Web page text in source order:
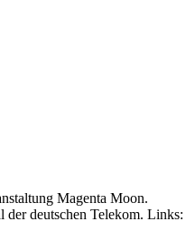
Magenta Moon.
der deutschen Telekom. Links: